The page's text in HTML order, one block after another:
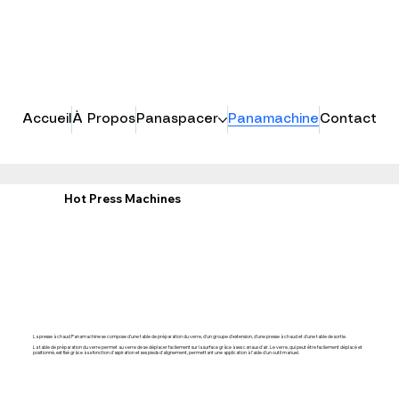
Accueil À Propos Panaspacer Panamachine Contact
Hot Press Machines
La presse à chaud Panamachine se compose d'une table de préparation du verre, d'un groupe d'extension, d'une presse à chaud et d'une table de sortie.
La table de préparation du verre permet au verre de se déplacer facilement sur la surface grâce à ses canaux d'air. Le verre, qui peut être facilement déplacé et
positionné, est fixé grâce à sa fonction d'aspiration et ses pieds d'alignement, permettant une application à l'aide d'un outil manuel.